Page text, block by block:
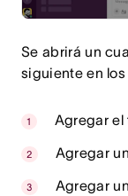
Se abrirá un
siguiente en
Agregar el
Agregar
Agregar